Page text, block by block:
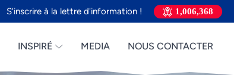
S'inscrire à la lettre d'information ! 1,006,368
INSPIRÉ MEDIA NOUS CONTACTER